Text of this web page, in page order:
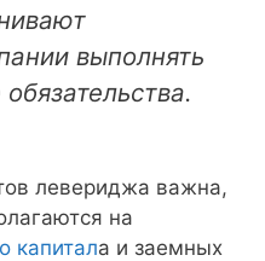
выполнять
левериджа важна,
на
капитала и заемных